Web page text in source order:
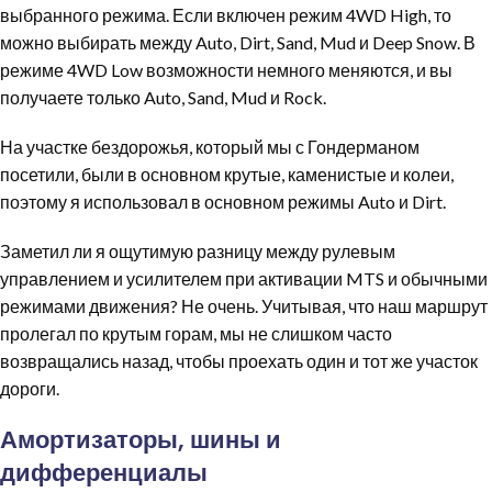
выбранного режима. Если включен режим 4WD High, то
можно выбирать между Auto, Dirt, Sand, Mud и Deep Snow. В
режиме 4WD Low возможности немного меняются, и вы
получаете только Auto, Sand, Mud и Rock.
На участке бездорожья, который мы с Гондерманом
посетили, были в основном крутые, каменистые и колеи,
поэтому я использовал в основном режимы Auto и Dirt.
Заметил ли я ощутимую разницу между рулевым
управлением и усилителем при активации MTS и обычными
режимами движения? Не очень. Учитывая, что наш маршрут
пролегал по крутым горам, мы не слишком часто
возвращались назад, чтобы проехать один и тот же участок
дороги.
Амортизаторы, шины и
дифференциалы